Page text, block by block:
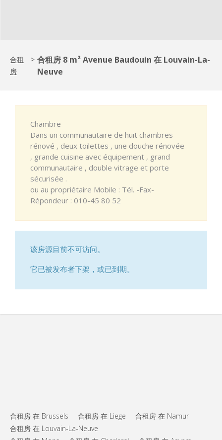
合租
房
> 合租房 8 m² Avenue Baudouin 在 Louvain-La-
Neuve
Chambre
Dans un communautaire de huit chambres
rénové , deux toilettes , une douche rénovée
, grande cuisine avec équipement , grand
communautaire , double vitrage et porte
sécurisée .
ou au propriétaire Mobile : Tél. -Fax-
Répondeur : 010-45 80 52
该房源目前不可访问。
它已被发布者下架，或已到期。
合租房 在 Brussels 合租房 在 Liege
合租房 在 Namur
合租房 在 Louvain-La-Neuve